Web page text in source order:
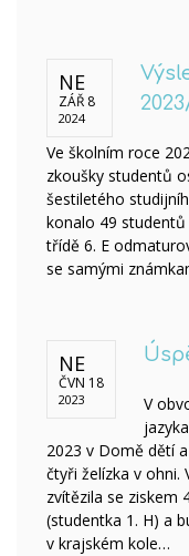
NE
ZÁŘ 8
2024
Ve školním roce
zkoušky studentů
šestiletého
konalo 49
třídě 6. E
se samými
NE
ČVN 18
2023
V
2023 v Domě dětí
čtyři želízka v ohni.
zvítězila se ziskem
(studentka 1. H) a
v krajském kole…